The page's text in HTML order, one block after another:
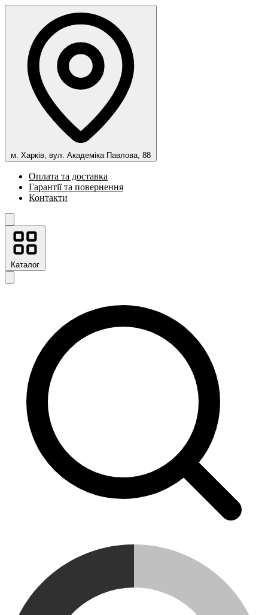
м. Харків, вул. Академіка Павлова, 88
Оплата та доставка
Гарантії та повернення
Контакти
Каталог